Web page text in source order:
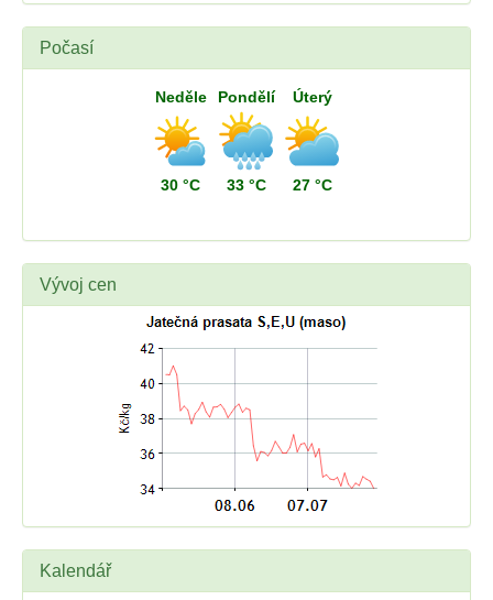
Počasí
Neděle
30 °C
Pondělí
33 °C
Úterý
27 °C
Vývoj cen
Kalendář